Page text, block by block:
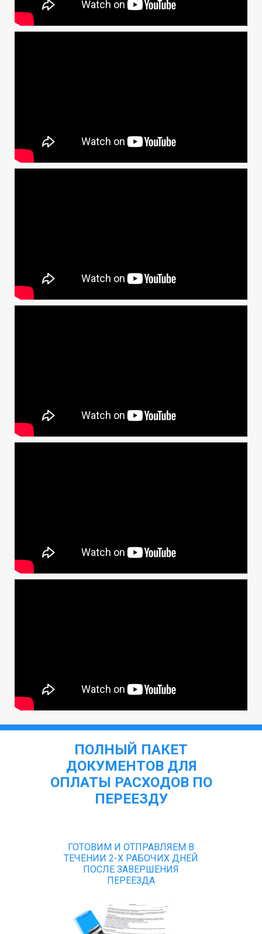
ПОЛНЫЙ ПАКЕТ
ДОКУМЕНТОВ ДЛЯ
ОПЛАТЫ РАСХОДОВ ПО
ПЕРЕЕЗДУ
ГОТОВИМ И ОТПРАВЛЯЕМ В
ТЕЧЕНИИ 2-Х РАБОЧИХ ДНЕЙ
ПОСЛЕ ЗАВЕРШЕНИЯ
ПЕРЕЕЗДА